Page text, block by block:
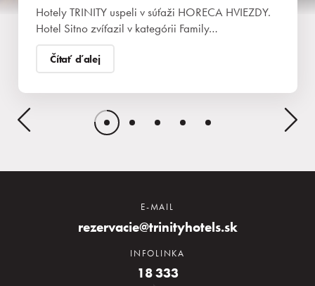
Hotely TRINITY uspeli v súťaži HORECA HVIEZDY.
Hotel Sitno zvíťazil v kategórii Family…
Čítať ďalej
E-MAIL
rezervacie@trinityhotels.sk
INFOLINKA
18 333